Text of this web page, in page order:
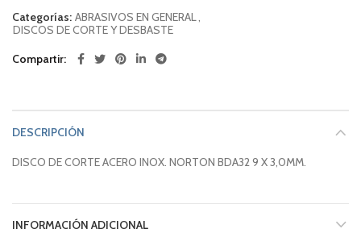
Categorías: ABRASIVOS EN GENERAL,
DISCOS DE CORTE Y DESBASTE
Compartir
DESCRIPCIÓN
DISCO DE CORTE ACERO INOX. NORTON BDA32 9 X 3,0MM.
INFORMACIÓN ADICIONAL